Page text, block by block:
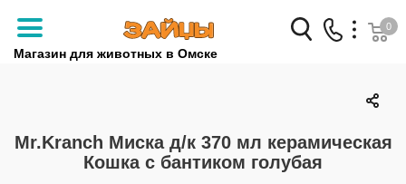
Магазин для животных в Омске
Заказать звонок
+7 (3812) 79-04-04
+7 (950) 959-88-32
0
Mr.Kranch Миска д/к 370 мл керамическая
Кошка с бантиком голубая